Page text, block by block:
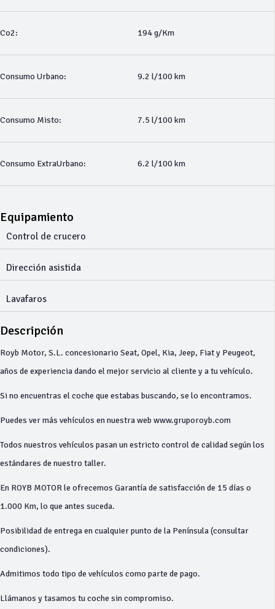
Co2: 194 g/Km
Consumo Urbano: 9.2 l/100 km
Consumo Misto: 7.5 l/100 km
Consumo ExtraUrbano: 6.2 l/100 km
Equipamiento
Control de crucero
Dirección asistida
Lavafaros
Descripción
Royb Motor, S.L. concesionario Seat, Opel, Kia, Jeep, Fiat y Peugeot,
años de experiencia dando el mejor servicio al cliente y a tu vehículo.
Si no encuentras el coche que estabas buscando, se lo encontramos.
Puedes ver más vehículos en nuestra web www.gruporoyb.com
Todos nuestros vehículos pasan un estricto control de calidad según los
estándares de nuestro taller.
En ROYB MOTOR le ofrecemos Garantía de satisfacción de 15 días o
1.000 Km, lo que antes suceda.
Posibilidad de entrega en cualquier punto de la Península (consultar
condiciones).
Admitimos todo tipo de vehículos como parte de pago.
Llámanos y tasamos tu coche sin compromiso.